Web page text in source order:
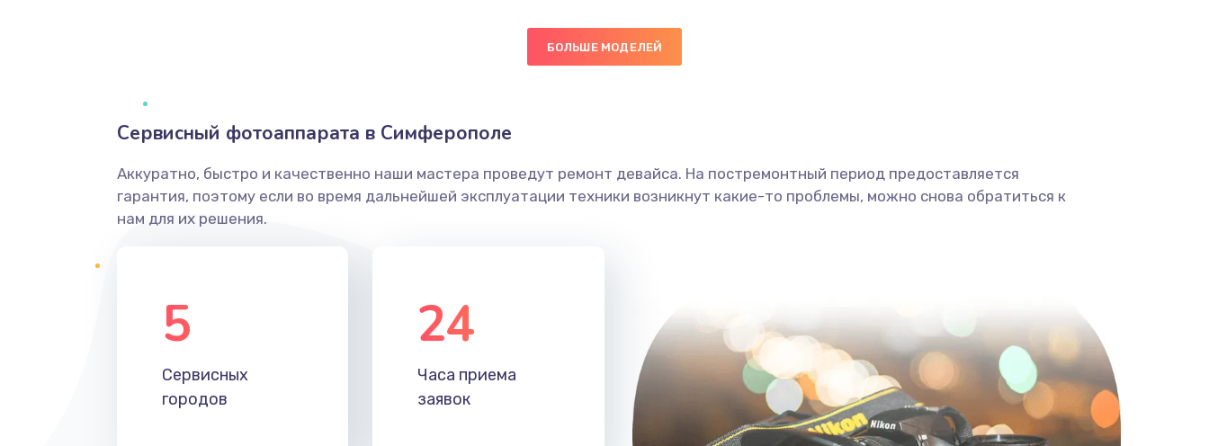
БОЛЬШЕ МОДЕЛЕЙ
Сервисный фотоаппарата в Симферополе
Аккуратно, быстро и качественно наши мастера проведут ремонт девайса. На постремонтный период предоставляется
гарантия, поэтому если во время дальнейшей эксплуатации техники возникнут какие-то проблемы, можно снова обратиться к
нам для их решения.
5
Сервисных
городов
24
Часа приема
заявок